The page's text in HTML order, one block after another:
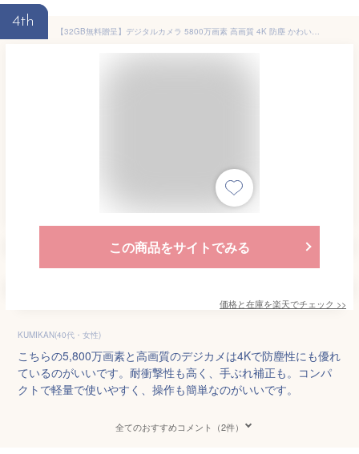
4th
【32GB無料贈呈】デジタルカメラ 5800万画素 高画質 4K 防塵 かわいい 軽量 2.88インチ 16倍ズーム 高倍率 手ぶれ補正 オートフォーカス ポータブル キッズカメラ 防塵 耐衝撃 sdカード 子供用 youtube 子どもカメラ 海外旅行 修学旅行
この商品をサイトでみる
価格と在庫を楽天でチェック >>
KUMIKAN(40代・女性)
こちらの5,800万画素と高画質のデジカメは4Kで防塵性にも優れ
ているのがいいです。耐衝撃性も高く、手ぶれ補正も。コンパ
クトで軽量で使いやすく、操作も簡単なのがいいです。
全てのおすすめコメント（2件）